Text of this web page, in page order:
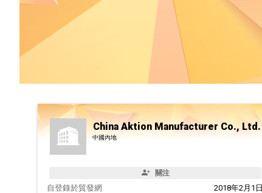
China Aktion Manufacturer Co., Ltd.
中國內地
關注
自 2018年2月1日
登錄於貿發網